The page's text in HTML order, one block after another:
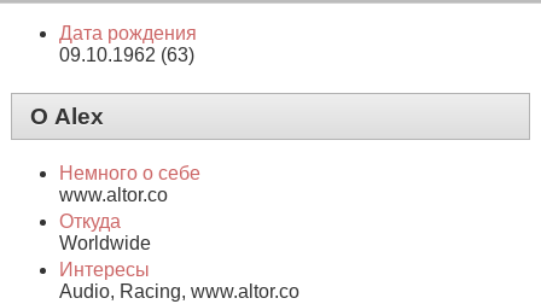
Дата рождения
09.10.1962 (63)
О Alex
Немного о себе
www.altor.co
Откуда
Worldwide
Интересы
Audio, Racing, www.altor.co